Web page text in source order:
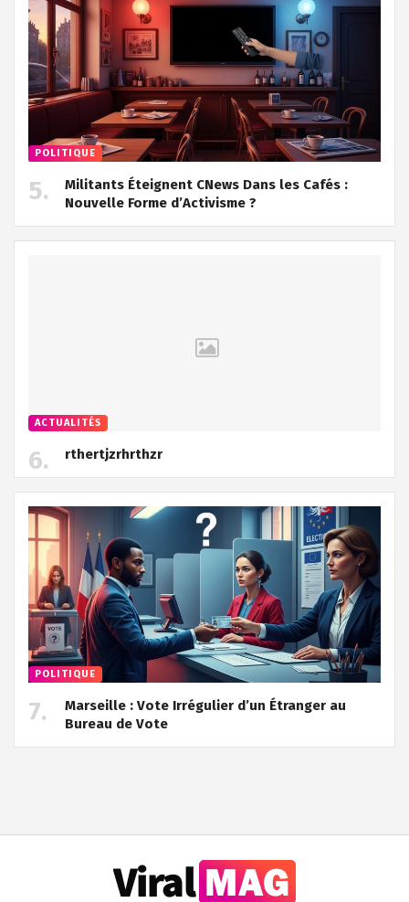
POLITIQUE
Militants Éteignent CNews Dans les Cafés :
Nouvelle Forme d’Activisme ?
ACTUALITÉS
rthertjzrhrthzr
POLITIQUE
Marseille : Vote Irrégulier d’un Étranger au
Bureau de Vote